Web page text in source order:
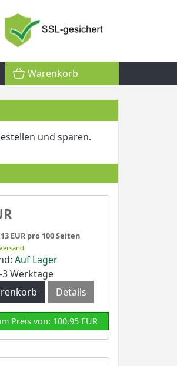
Warenkorb
und sparen.
EUR pro 100 Seiten
Auf Lager
Werktage
Details
Preis von: 100,95 EUR